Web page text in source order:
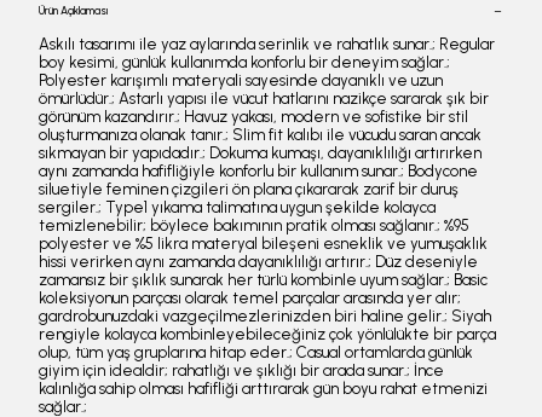
Ürün Açıklaması
Askılı tasarımı ile yaz aylarında serinlik ve rahatlık sunar.; Regular
boy kesimi, günlük kullanımda konforlu bir deneyim sağlar.;
Polyester karışımlı materyali sayesinde dayanıklı ve uzun
ömürlüdür.; Astarlı yapısı ile vücut hatlarını nazikçe sararak şık bir
görünüm kazandırır.; Havuz yakası, modern ve sofistike bir stil
oluşturmanıza olanak tanır.; Slim fit kalıbı ile vücudu saran ancak
sıkmayan bir yapıdadır.; Dokuma kumaşı, dayanıklılığı artırırken
aynı zamanda hafifliğiyle konforlu bir kullanım sunar.; Bodycone
siluetiyle feminen çizgileri ön plana çıkararak zarif bir duruş
sergiler.; Type1 yıkama talimatına uygun şekilde kolayca
temizlenebilir; böylece bakımının pratik olması sağlanır.; %95
polyester ve %5 likra materyal bileşeni esneklik ve yumuşaklık
hissi verirken aynı zamanda dayanıklılığı artırır.; Düz deseniyle
zamansız bir şıklık sunarak her türlü kombinle uyum sağlar.; Basic
koleksiyonun parçası olarak temel parçalar arasında yer alır;
gardrobunuzdaki vazgeçilmezlerinizden biri haline gelir.; Siyah
rengiyle kolayca kombinleyebileceğiniz çok yönlülükte bir parça
olup, tüm yaş gruplarına hitap eder.; Casual ortamlarda günlük
giyim için idealdir; rahatlığı ve şıklığı bir arada sunar.; İnce
kalınlığa sahip olması hafifliği arttırarak gün boyu rahat etmenizi
sağlar.;